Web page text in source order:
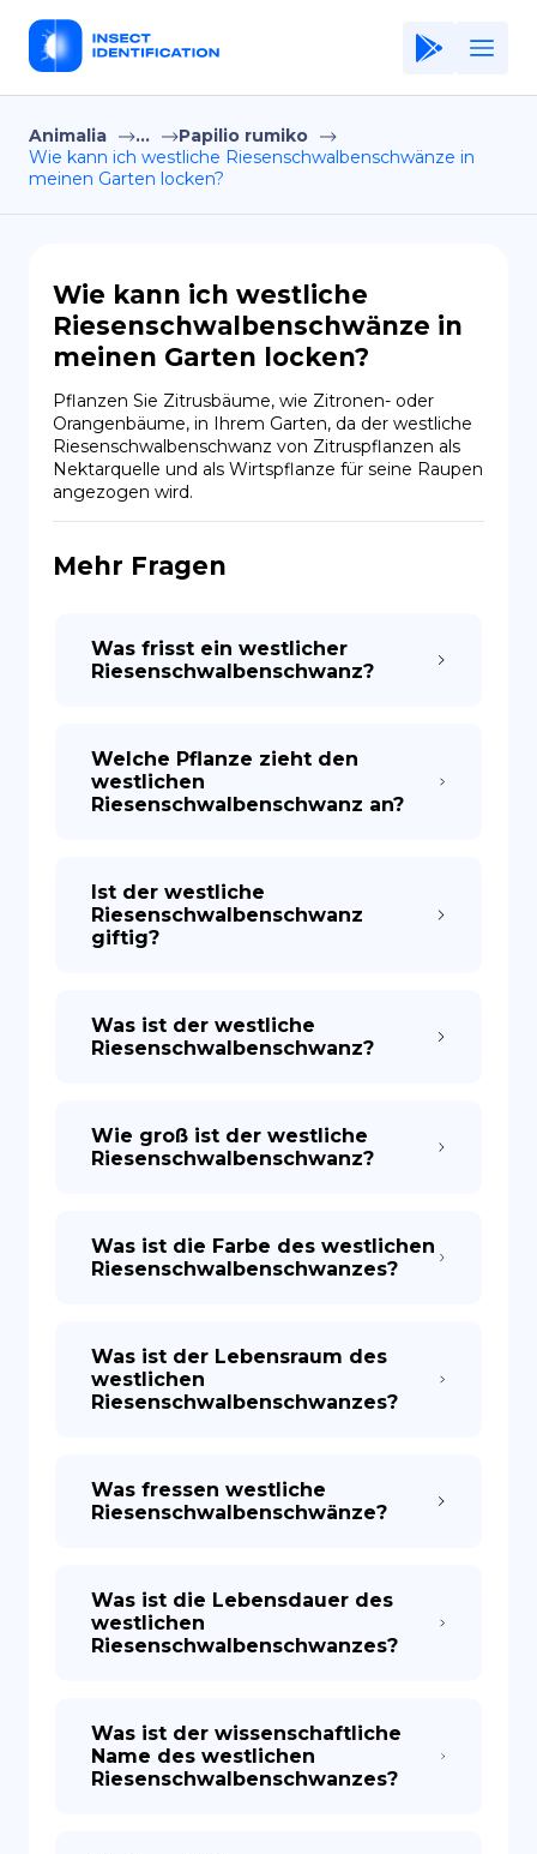
Home
Application
Privacy Policy
DE
EN
FR
Animalia ...
Papilio rumiko
Wie kann ich westliche Riesenschwalbenschwänze in
meinen Garten locken?
Wie kann ich westliche
Riesenschwalbenschwänze in
meinen Garten locken?
Pflanzen Sie Zitrusbäume, wie Zitronen- oder
Orangenbäume, in Ihrem Garten, da der westliche
Riesenschwalbenschwanz von Zitruspflanzen als
Nektarquelle und als Wirtspflanze für seine Raupen
angezogen wird.
Mehr Fragen
Was frisst ein westlicher
Riesenschwalbenschwanz?
Welche Pflanze zieht den
westlichen
Riesenschwalbenschwanz an?
Ist der westliche
Riesenschwalbenschwanz
giftig?
Was ist der westliche
Riesenschwalbenschwanz?
Wie groß ist der westliche
Riesenschwalbenschwanz?
Was ist die Farbe des westlichen
Riesenschwalbenschwanzes?
Was ist der Lebensraum des
westlichen
Riesenschwalbenschwanzes?
Was fressen westliche
Riesenschwalbenschwänze?
Was ist die Lebensdauer des
westlichen
Riesenschwalbenschwanzes?
Was ist der wissenschaftliche
Name des westlichen
Riesenschwalbenschwanzes?